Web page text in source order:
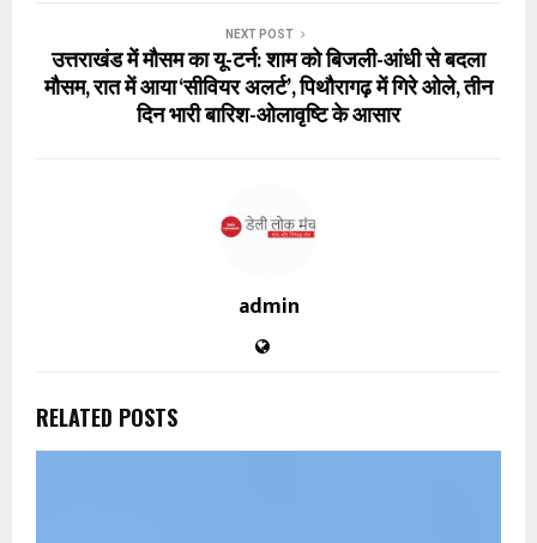
NEXT POST
उत्तराखंड में मौसम का यू-टर्न: शाम को बिजली-आंधी से बदला
मौसम, रात में आया ‘सीवियर अलर्ट’, पिथौरागढ़ में गिरे ओले, तीन
दिन भारी बारिश-ओलावृष्टि के आसार
admin
RELATED POSTS